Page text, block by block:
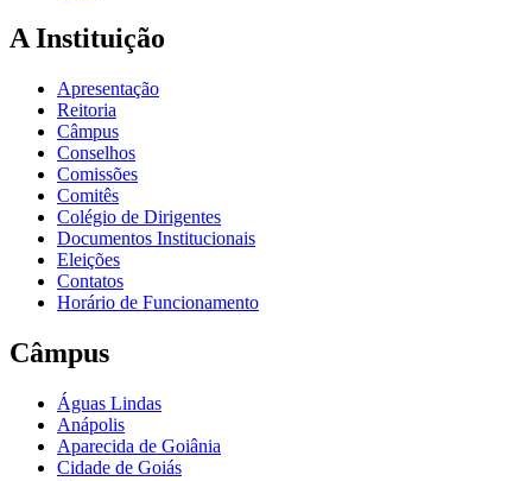
A Instituição
Apresentação
Reitoria
Câmpus
Conselhos
Comissões
Comitês
Colégio de Dirigentes
Documentos Institucionais
Eleições
Contatos
Horário de Funcionamento
Câmpus
Águas Lindas
Anápolis
Aparecida de Goiânia
Cidade de Goiás